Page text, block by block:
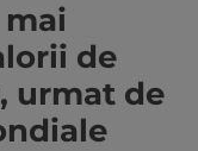
mai
de
urmat de